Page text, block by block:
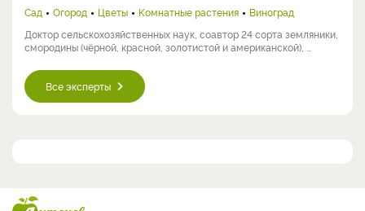
Сад Огород Цветы Комнатные растения
Виноград
Доктор сельскохозяйственных наук, соавтор 24 сорта земляники,
смородины (чёрной, красной, золотистой и американской), ...
Все эксперты